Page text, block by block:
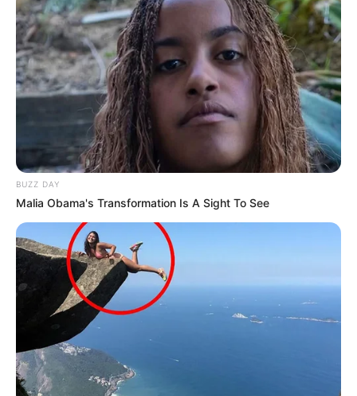
BUZZ DAY
Malia Obama's Transformation Is A Sight To See